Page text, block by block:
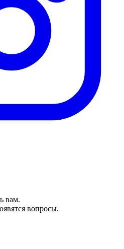
вам.
вопросы.